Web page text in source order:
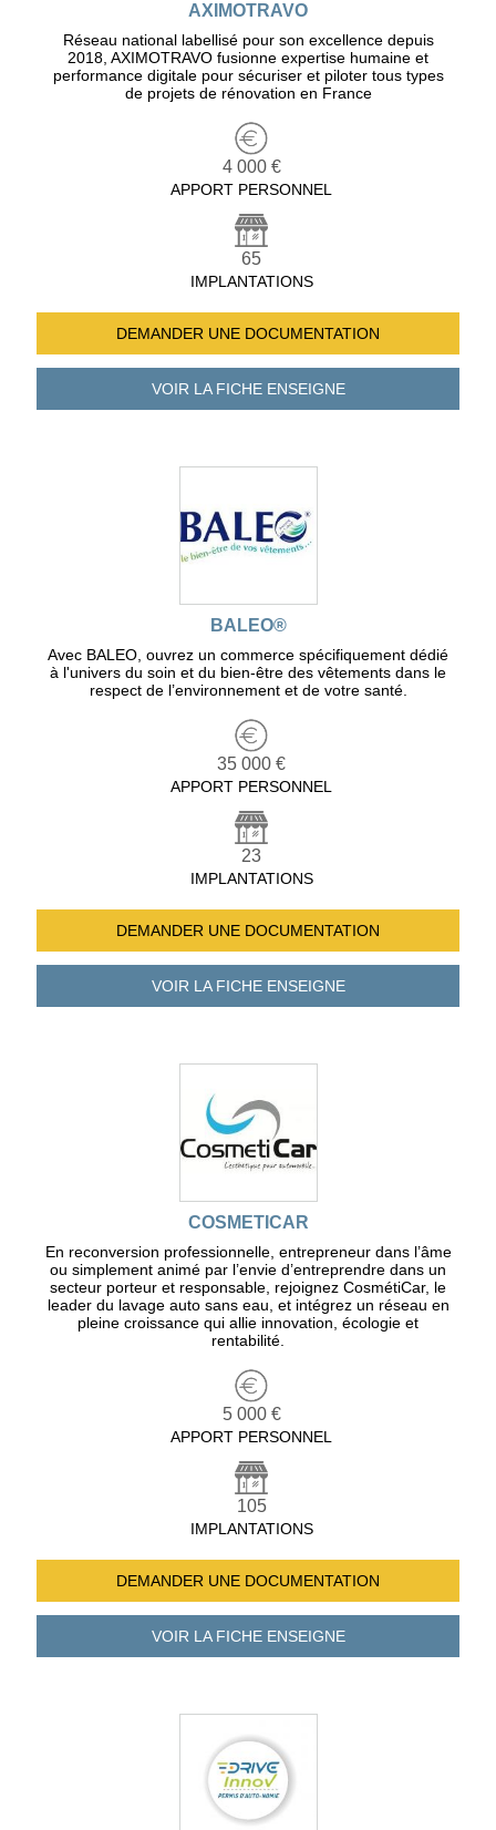
AXIMOTRAVO
Réseau national labellisé pour son excellence depuis
2018, AXIMOTRAVO fusionne expertise humaine et
performance digitale pour sécuriser et piloter tous types
de projets de rénovation en France
4 000 €
APPORT PERSONNEL
65
IMPLANTATIONS
DEMANDER UNE DOCUMENTATION
VOIR LA FICHEENSEIGNE
BALEO®
Avec BALEO, ouvrez un commerce spécifiquement dédié
à l'univers du soin et du bien-être des vêtements dans le
respect de l’environnement et de votre santé.
35 000 €
APPORT PERSONNEL
23
IMPLANTATIONS
DEMANDER UNE DOCUMENTATION
VOIR LA FICHEENSEIGNE
COSMETICAR
En reconversion professionnelle, entrepreneur dans l’âme
ou simplement animé par l’envie d’entreprendre dans un
secteur porteur et responsable, rejoignez CosmétiCar, le
leader du lavage auto sans eau, et intégrez un réseau en
pleine croissance qui allie innovation, écologie et
rentabilité.
5 000 €
APPORT PERSONNEL
105
IMPLANTATIONS
DEMANDER UNE DOCUMENTATION
VOIR LA FICHEENSEIGNE